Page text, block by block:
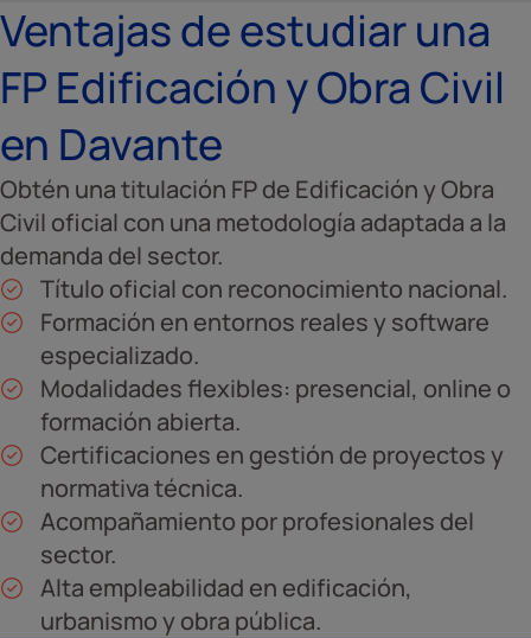
Ventajas de estudiar una
FP Edificación y Obra Civil
en Davante
Obtén una titulación FP de Edificación y Obra
Civil oficial con una metodología adaptada a la
demanda del sector.
Título oficial con reconocimiento nacional.
Formación en entornos reales y software
especializado.
Modalidades flexibles: presencial, online o
formación abierta.
Certificaciones en gestión de proyectos y
normativa técnica.
Acompañamiento por profesionales del
sector.
Alta empleabilidad en edificación,
urbanismo y obra pública.